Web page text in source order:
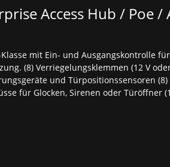
Access Hub / Poe /
mit Ein- und Ausgangskontrolle
(8) Verriegelungsklemmen (12 V
und Türpositionssensoren (8)
für Glocken, Sirenen oder Türöffner